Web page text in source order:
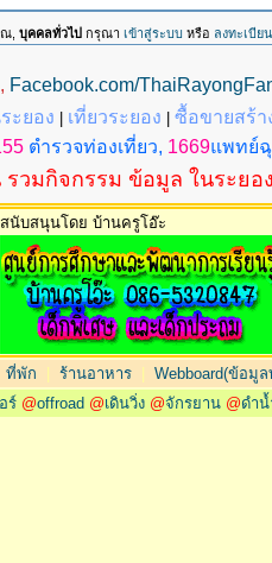
, บุคคลทั่วไป กรุณา เข้าสู่ระบบ หรือ ลงทะเบียน
Facebook.com/
ะยอง เที่ยวระยอง |ซื้อขายสร้า
ตำรวจท่องเที่ยว, 1669แพทย์
วมกิจกรรม ข้อมูล ในระยอ
สนับสนุนโดย บ้านครูโอ๊ะ
ที่พัก |ร้านอาหาร |Webboard(ข้อมู
ร์ @offroad @เดินวิ่ง @จักรยาน @ดำน้